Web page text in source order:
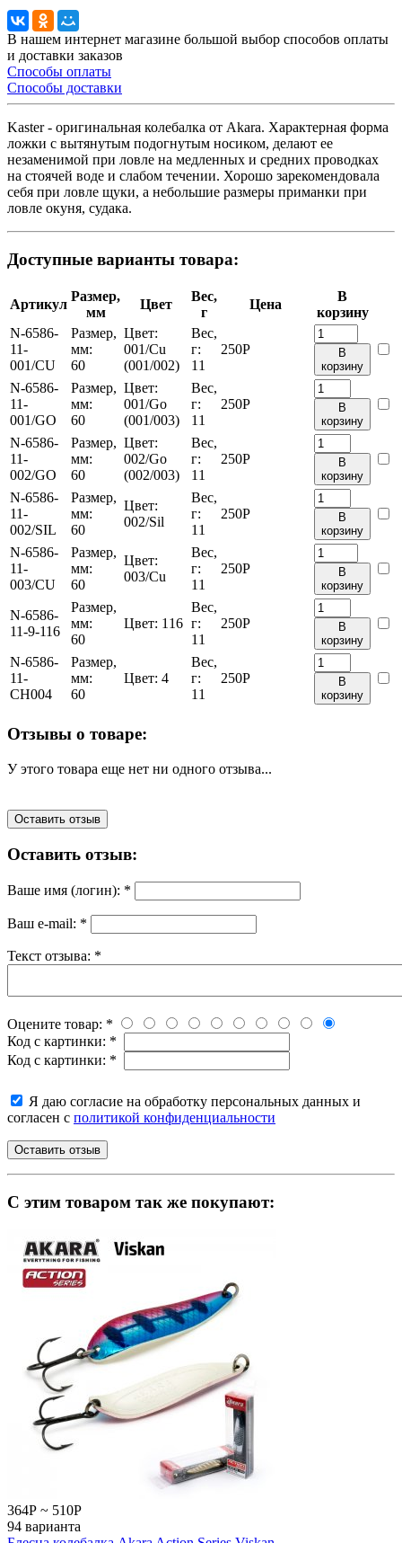
В нашем интернет магазине большой выбор способов оплаты
и доставки заказов
Способы оплаты
Способы доставки
Kaster - оригинальная колебалка от Akara. Характерная форма
ложки с вытянутым подогнутым носиком, делают ее
незаменимой при ловле на медленных и средних проводках
на стоячей воде и слабом течении. Хорошо зарекомендовала
себя при ловле щуки, а небольшие размеры приманки при
ловле окуня, судака.
Доступные варианты товара:
Артикул
Размер,
мм
Цвет
Вес,
г
Цена
В
корзину
N-6586-
11-
001/CU
Размер,
мм:
60
Цвет:
001/Cu
(001/002)
Вес,
г:
11
250Р
В
корзину
N-6586-
11-
001/GO
Размер,
мм:
60
Цвет:
001/Go
(001/003)
Вес,
г:
11
250Р
В
корзину
N-6586-
11-
002/GO
Размер,
мм:
60
Цвет:
002/Go
(002/003)
Вес,
г:
11
250Р
В
корзину
N-6586-
11-
002/SIL
Размер,
мм:
60
Цвет:
002/Sil
Вес,
г:
11
250Р
В
корзину
N-6586-
11-
003/CU
Размер,
мм:
60
Цвет:
003/Cu
Вес,
г:
11
250Р
В
корзину
N-6586-
11-9-116
Размер,
мм:
60
Цвет: 116
Вес,
г:
11
250Р
В
корзину
N-6586-
11-
CH004
Размер,
мм:
60
Цвет: 4
Вес,
г:
11
250Р
В
корзину
Отзывы о товаре:
У этого товара еще нет ни одного отзыва...
Оставить отзыв
Оставить отзыв:
Ваше имя (логин): *
Ваш e-mail: *
Текст отзыва: *
Оцените товар: *
Код с картинки: *
Код с картинки: *
Я даю согласие на обработку персональных данных и
согласен с политикой конфиденциальности
C этим товаром так же покупают:
364Р ~ 510Р
94 варианта